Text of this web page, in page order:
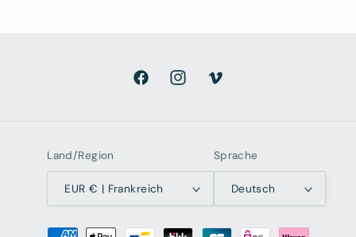
FacebookInstagramVimeo
Land/Region
EUR € | Frankreich
Sprache
Deutsch
Zahlungsmethoden